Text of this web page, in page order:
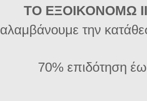
ΤΟ ΕΞΟΙΚΟΝΟΜΩ
την
70% επιδότηση